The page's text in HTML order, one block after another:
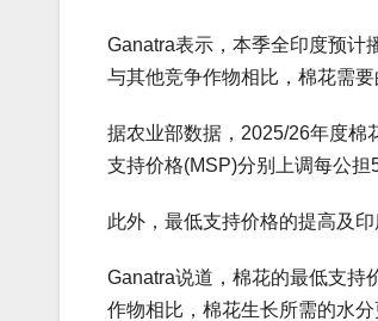
Ganatra表示，本季全印度预计
与其他竞争作物相比，棉花需要
据农业部数据，2025/26年度棉
支持价格(MSP)分别上调每公担
此外，最低支持价格的提高及
Ganatra说道，棉花的最低支持
作物相比，棉花生长所需的水